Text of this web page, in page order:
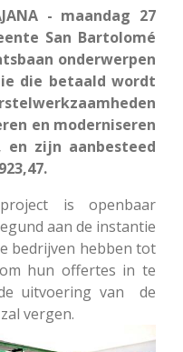
- maandag 27
San Bartolomé
onderwerpen
die betaald wordt
en moderniseren
zijn aanbesteed
is openbaar
aan de instantie
bedrijven hebben tot
hun offertes in te
uitvoering van de
vergen.